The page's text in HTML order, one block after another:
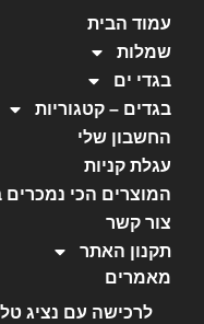
עמוד הבית
שמלות
בגדי ים
בגדים – קטגוריות
החשבון שלי
עגלת קניות
המוצרים הכי
צור קשר
תקנון האתר
מאמרים
לרכישה עם נציג